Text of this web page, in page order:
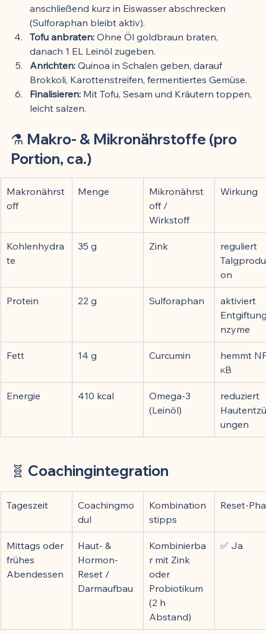
anschließend kurz in Eiswasser abschrecken
(Sulforaphan bleibt aktiv).
Tofu anbraten: Ohne Öl goldbraun braten,
danach 1 EL Leinöl zugeben.
Anrichten: Quinoa in Schalen geben, darauf
Brokkoli, Karottenstreifen, fermentiertes Gemüse.
Finalisieren: Mit Tofu, Sesam und Kräutern toppen,
leicht salzen.
⚗️ Makro- & Mikronährstoffe (pro
Portion, ca.)
Makronährst
off
Menge
Mikronährst
off /
Wirkstoff
Wirkung
Kohlenhydra
te
35 g Zink
reguliert
on
Protein 22 g Sulforaphan
aktiviert
nzyme
Fett 14 g Curcumin
hemmt
κB
Energie 410 kcal
Omega-3
(Leinöl)
reduziert
ungen
🧬 Coachingintegration
Tageszeit
Coachingmo
dul
Kombination
stipps
Reset-
Mittags oder
frühes
Abendessen
Haut- &
Hormon-
Reset /
Darmaufbau
Kombinierba
r mit Zink
oder
Probiotikum
(2 h
Abstand)
✅ Ja